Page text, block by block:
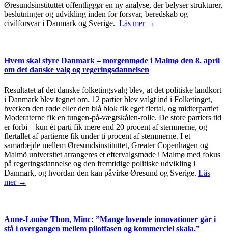
Øresundsinstituttet offentliggør en ny analyse, der belyser strukturer,
beslutninger og udvikling inden for forsvar, beredskab og
civilforsvar i Danmark og Sverige. Läs mer →
Hvem skal styre Danmark – morgenmøde i Malmø den 8. april
om det danske valg og regeringsdannelsen
Resultatet af det danske folketingsvalg blev, at det politiske landkort
i Danmark blev tegnet om. 12 partier blev valgt ind i Folketinget,
hverken den røde eller den blå blok fik eget flertal, og midterpartiet
Moderaterne fik en tungen-på-vægtskålen-rolle. De store partiers tid
er forbi – kun ét parti fik mere end 20 procent af stemmerne, og
flertallet af partierne fik under ti procent af stemmerne. I et
samarbejde mellem Øresundsinstituttet, Greater Copenhagen og
Malmö universitet arrangeres et eftervalgsmøde i Malmø med fokus
på regeringsdannelse og den fremtidige politiske udvikling i
Danmark, og hvordan den kan påvirke Øresund og Sverige. Läs
mer →
Anne-Louise Thon, Minc: ”Mange lovende innovationer går i
stå i overgangen mellem pilotfasen og kommerciel skala.”